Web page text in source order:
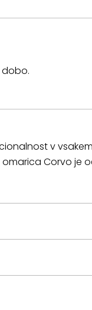
dobo.
v
Corvo je